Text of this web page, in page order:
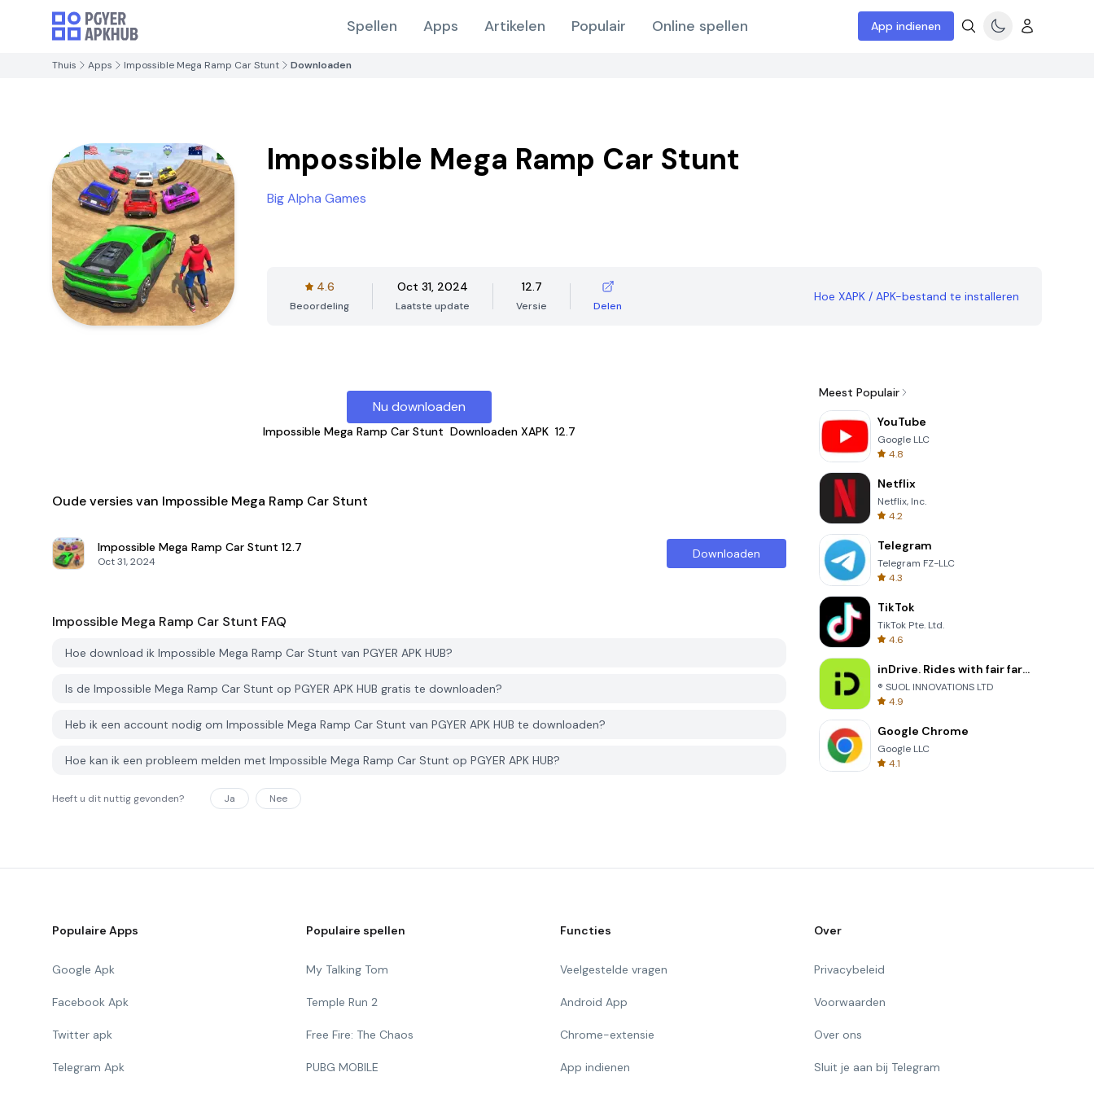
Spellen Apps Artikelen Populair Online spellen App indienen
Thuis Apps Impossible Mega Ramp Car Stunt Downloaden
Impossible Mega Ramp Car Stunt
Big Alpha Games
4.6
Beoordeling
Oct 31, 2024
Laatste update
12.7
Versie Delen
Hoe XAPK / APK-bestand te installeren
Nu downloaden
Impossible Mega Ramp Car Stunt Downloaden XAPK 12.7
Oude versies van Impossible Mega Ramp Car Stunt
Impossible Mega Ramp Car Stunt 12.7
Oct 31, 2024
Downloaden
Impossible Mega Ramp Car Stunt FAQ
Hoe download ik Impossible Mega Ramp Car Stunt van PGYER APK HUB?
Is de Impossible Mega Ramp Car Stunt op PGYER APK HUB gratis te downloaden?
Heb ik een account nodig om Impossible Mega Ramp Car Stunt van PGYER APK HUB te downloaden?
Hoe kan ik een probleem melden met Impossible Mega Ramp Car Stunt op PGYER APK HUB?
Heeft u dit nuttig gevonden? Ja Nee
Meest Populair
YouTube
Google LLC
4.8
Netflix
Netflix, Inc.
4.2
Telegram
Telegram FZ-LLC
4.3
TikTok
TikTok Pte. Ltd.
4.6
inDrive. Rides with fair fares
® SUOL INNOVATIONS LTD
4.9
Google Chrome
Google LLC
4.1
Populaire Apps
Google Apk
Facebook Apk
Twitter apk
Telegram Apk
Populaire spellen
My Talking Tom
Temple Run 2
Free Fire: The Chaos
PUBG MOBILE
Functies
Veelgestelde vragen
Android App
Chrome-extensie
App indienen
Over
Privacybeleid
Voorwaarden
Over ons
Sluit je aan bij Telegram